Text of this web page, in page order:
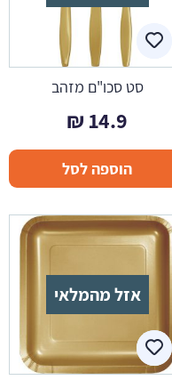
סט סכו"ם מזהב
14.9
₪
הוספה לסל
אזל מהמלאי